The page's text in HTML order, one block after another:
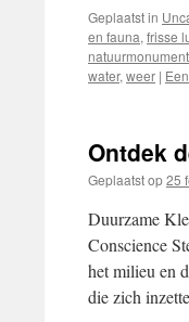
Geplaatst in
en fauna, frisse
water, weer |
Ontdek
Geplaatst op25
Duurzame
Conscience
het milieu en
die zich